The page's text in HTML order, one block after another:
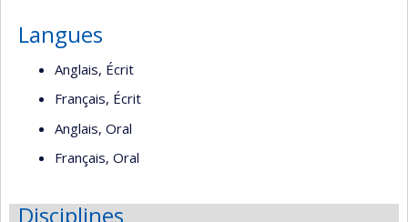
Langues
Anglais, Écrit
Français, Écrit
Anglais, Oral
Français, Oral
Disciplines